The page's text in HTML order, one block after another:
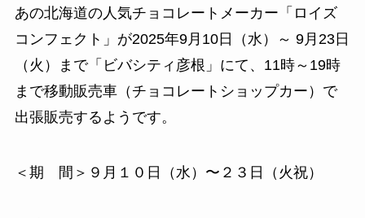
あの北海道の人気チョコレートメーカー「ロイズ
コンフェクト」が2025年9月10日（水）～ 9月23日
（火）まで「ビバシティ彦根」にて、11時～19時
まで移動販売車（チョコレートショップカー）で
出張販売するようです。
＜期 間＞９月１０日（水）〜２３日（火祝）